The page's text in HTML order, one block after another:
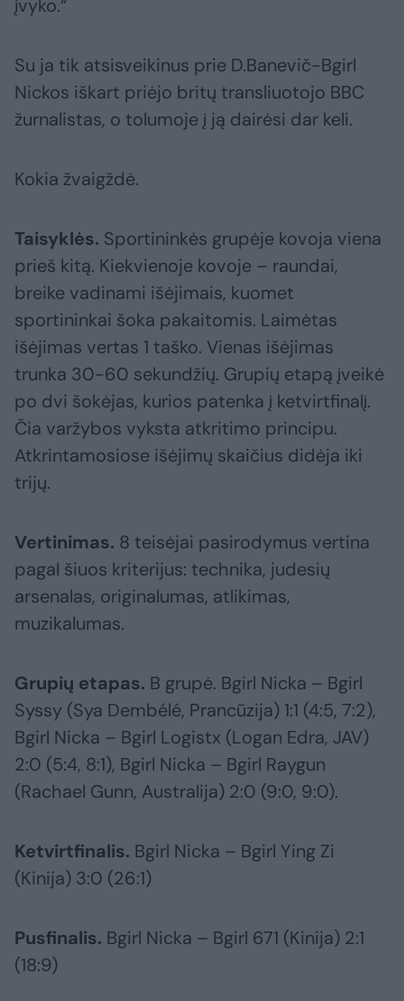
įvyko.“
Su ja tik atsisveikinus prie D.Banevič-Bgirl
Nickos iškart priėjo britų transliuotojo BBC
žurnalistas, o tolumoje į ją dairėsi dar keli.
Kokia žvaigždė.
Taisyklės. Sportininkės grupėje kovoja viena
prieš kitą. Kiekvienoje kovoje – raundai,
breike vadinami išėjimais, kuomet
sportininkai šoka pakaitomis. Laimėtas
išėjimas vertas 1 taško. Vienas išėjimas
trunka 30-60 sekundžių. Grupių etapą įveikė
po dvi šokėjas, kurios patenka į ketvirtfinalį.
Čia varžybos vyksta atkritimo principu.
Atkrintamosiose išėjimų skaičius didėja iki
trijų.
Vertinimas. 8 teisėjai pasirodymus vertina
pagal šiuos kriterijus: technika, judesių
arsenalas, originalumas, atlikimas,
muzikalumas.
Grupių etapas. B grupė. Bgirl Nicka – Bgirl
Syssy (Sya Dembélé, Prancūzija) 1:1 (4:5, 7:2),
Bgirl Nicka – Bgirl Logistx (Logan Edra, JAV)
2:0 (5:4, 8:1), Bgirl Nicka – Bgirl Raygun
(Rachael Gunn, Australija) 2:0 (9:0, 9:0).
Ketvirtfinalis. Bgirl Nicka – Bgirl Ying Zi
(Kinija) 3:0 (26:1)
Pusfinalis. Bgirl Nicka – Bgirl 671 (Kinija) 2:1
(18:9)